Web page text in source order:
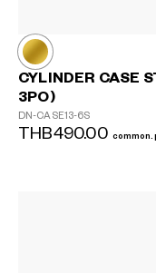
CYLINDER CASE
3PO)
DN-CASE13-6S
THB490.00